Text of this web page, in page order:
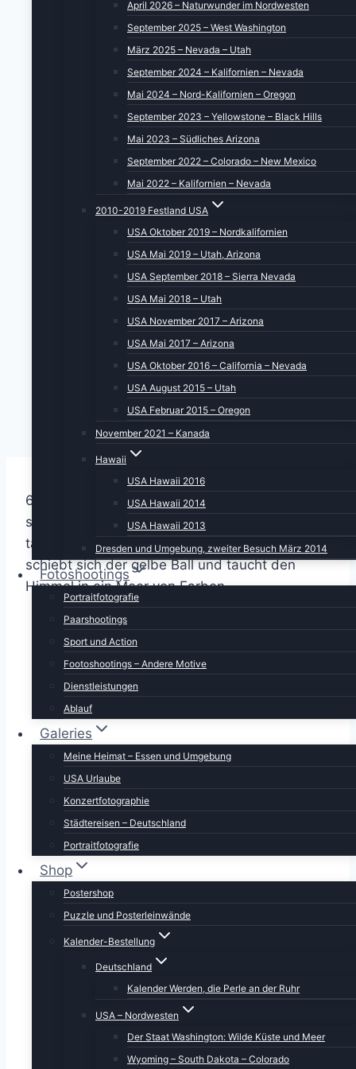
April 2026 – Naturwunder im Nordwesten
September 2025 – West Washington
März 2025 – Nevada – Utah
September 2024 – Kalifornien – Nevada
Mai 2024 – Nord-Kalifornien – Oregon
September 2023 – Yellowstone – Black Hills
Mai 2023 – Südliches Arizona
September 2022 – Colorado – New Mexico
Mai 2022 – Kalifornien – Nevada
2010-2019 Festland USA
USA Oktober 2019 – Nordkalifornien
USA Mai 2019 – Utah, Arizona
USA September 2018 – Sierra Nevada
USA Mai 2018 – Utah
USA November 2017 – Arizona
USA Mai 2017 – Arizona
USA Oktober 2016 – California – Nevada
USA August 2015 – Utah
USA Februar 2015 – Oregon
November 2021 – Kanada
Hawaii
USA Hawaii 2016
USA Hawaii 2014
USA Hawaii 2013
Dresden und Umgebung, zweiter Besuch März 2014
Fotoshootings
Portraitfotografie
Paarshootings
Sport und Action
Footoshootings – Andere Motive
Dienstleistungen
Ablauf
Galeries
Meine Heimat – Essen und Umgebung
USA Urlaube
Konzertfotographie
Städtereisen – Deutschland
Portraitfotografie
Shop
Postershop
Puzzle und Posterleinwände
Kalender-Bestellung
Deutschland
Kalender Werden, die Perle an der Ruhr
USA – Nordwesten
Der Staat Washington: Wilde Küste und Meer
Wyoming – South Dakota – Colorado
6.15 Uhr. Ich werde zart angestubst: Steh
schnell auf, die Sonne geht gerade auf. Und
tatsächlich, hinter und durch die Wolken
schiebt sich der gelbe Ball und taucht den
Himmel in ein Meer von Farben.